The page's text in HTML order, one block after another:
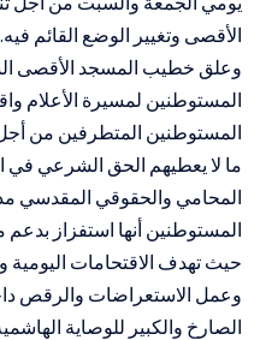
الأقصى وتغيير الوضع القائم فيه.
وعلق خطيب المسجد الأقصى
المستوطنين لمسيرة الأعلام
المستوطنين المتطرفين من
ما لا يعطيهم الحق الشرعي في
المحامي والحقوقي
المستوطنين أنها استفزاز
حيث تهدف الاقتحامات اليومية
وعمل الاستعراضات والرقص
الصارخ والكبير للوصاية